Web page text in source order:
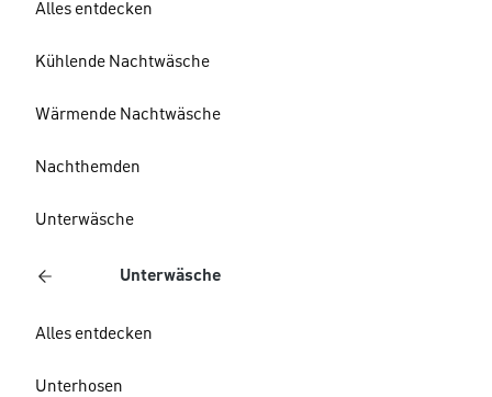
Alles entdecken
Kühlende Nachtwäsche
Wärmende Nachtwäsche
Nachthemden
Unterwäsche
Unterwäsche
Alles entdecken
Unterhosen